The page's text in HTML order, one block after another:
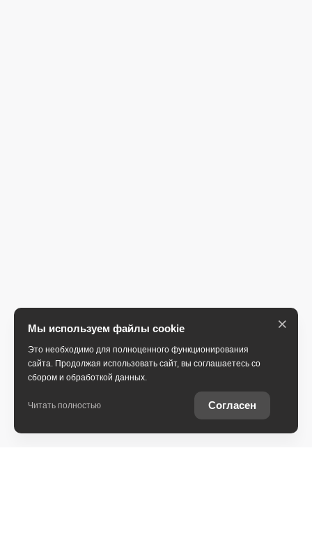
Мы используем файлы cookie
Это необходимо для полноценного функционирования
сайта. Продолжая использовать сайт, вы соглашаетесь со
сбором и обработкой данных.
Читать полностью Согласен
×